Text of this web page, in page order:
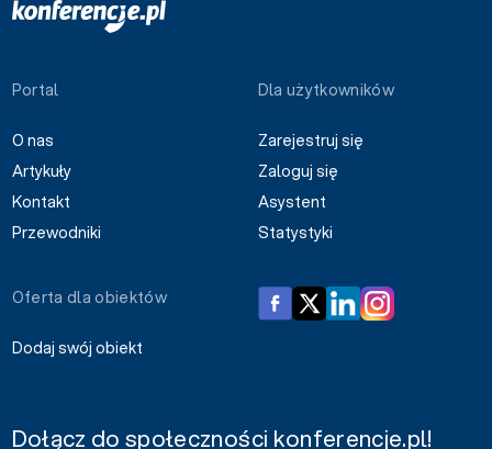
Portal
O nas
Artykuły
Kontakt
Przewodniki
Dla użytkowników
Zarejestruj się
Zaloguj się
Asystent
Statystyki
Oferta dla obiektów
Dodaj swój obiekt
Dołącz do społeczności konferencje.pl!